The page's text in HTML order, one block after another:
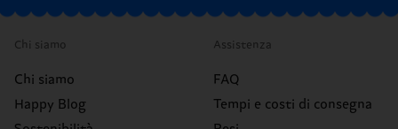
Chi siamo
Chi siamo
Happy Blog
Assistenza
FAQ
Tempi e costi di consegna